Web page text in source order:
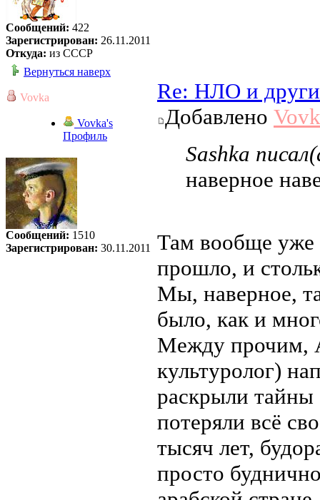
Сообщений: 422
Зарегистрирован: 26.11.2011
Откуда: из СССР
Вернуться наверх
Vovka
Vovka's
Профиль
Сообщений: 1510
Зарегистрирован: 30.11.2011
Re: НЛО и
Добавлено
Sashka
наверное
Там вообще уже
прошло, и
Мы, наверное,
было, как и
Между прочим,
культуролог)
раскрыли тайны
потеряли всё
тысяч лет,
просто